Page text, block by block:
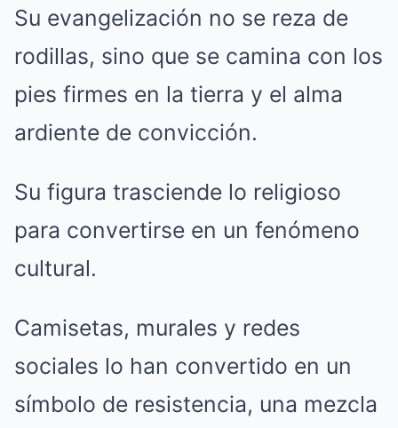
Su evangelización no se reza de
rodillas, sino que se camina con los
pies firmes en la tierra y el alma
ardiente de convicción.
Su figura trasciende lo religioso
para convertirse en un fenómeno
cultural.
Camisetas, murales y redes
sociales lo han convertido en un
símbolo de resistencia, una mezcla